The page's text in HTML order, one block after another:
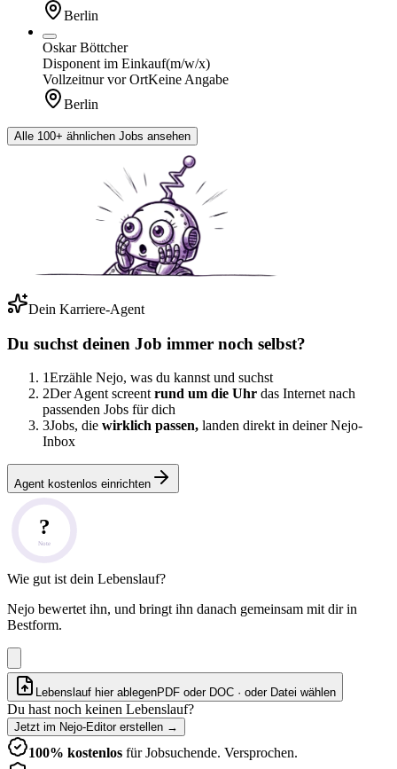
Berlin
Oskar Böttcher
Disponent im Einkauf(m/w/x)
Vollzeitnur vor OrtKeine Angabe
Berlin
Alle 100+ ähnlichen Jobs ansehen
Dein Karriere-Agent
Du suchst deinen Job immer noch selbst?
1Erzähle Nejo, was du kannst und suchst
2Der Agent screent rund um die Uhr das Internet nach
passenden Jobs für dich
3Jobs, die wirklich passen, landen direkt in deiner Nejo-
Inbox
Agent kostenlos einrichten
?
Note
Wie gut ist dein Lebenslauf?
Nejo bewertet ihn, und bringt ihn danach gemeinsam mit dir in
Bestform.
Lebenslauf hier ablegenPDF oder DOC · oder Datei wählen
Du hast noch keinen Lebenslauf?
Jetzt im Nejo-Editor erstellen →
100% kostenlos für Jobsuchende. Versprochen.